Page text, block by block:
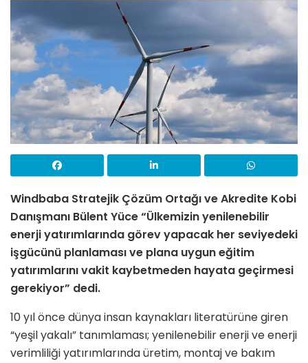
Windbaba Stratejik Çözüm Ortağı ve Akredite Kobi
Danışmanı Bülent Yüce “Ülkemizin yenilenebilir
enerji yatırımlarında görev yapacak her seviyedeki
işgücünü planlaması ve plana uygun eğitim
yatırımlarını vakit kaybetmeden hayata geçirmesi
gerekiyor” dedi.
10 yıl önce dünya insan kaynakları literatürüne giren
“yeşil yakalı” tanımlaması; yenilenebilir enerji ve enerji
verimliliği yatırımlarında üretim, montaj ve bakım